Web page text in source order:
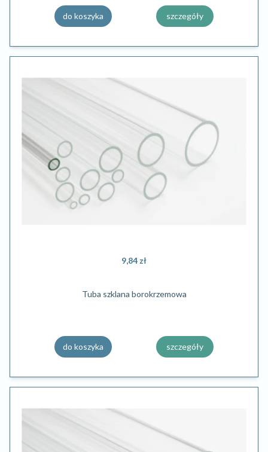
do koszyka szczegóły
9,84 zł
Tuba szklana borokrzemowa
do koszyka szczegóły